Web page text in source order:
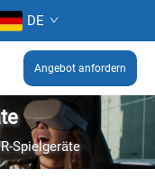
DE
Angebot anfordern
Spielgeräte